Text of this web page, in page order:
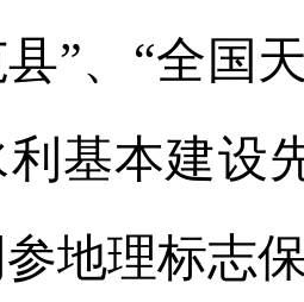
”、“全国
基本建设
地理标志